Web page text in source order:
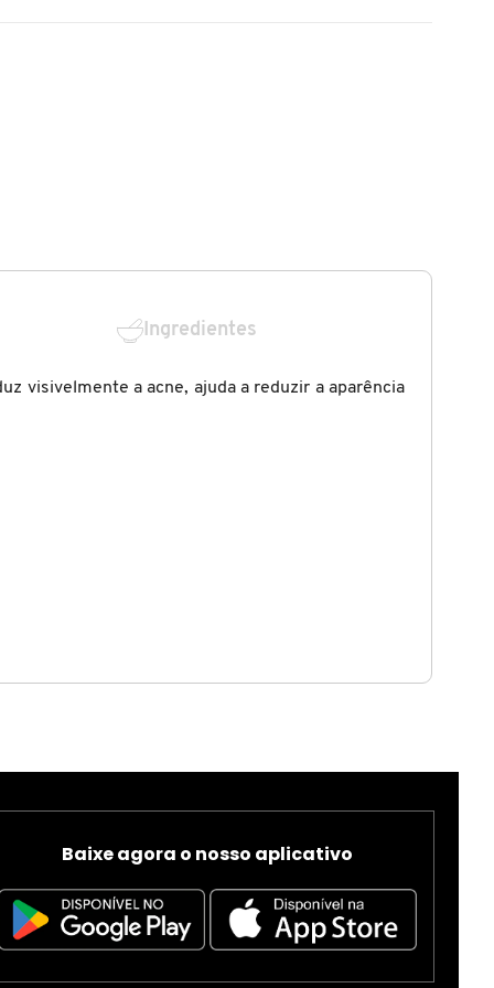
Ingredientes
visivelmente a acne, ajuda a reduzir a aparência
Baixe agora o nosso aplicativo